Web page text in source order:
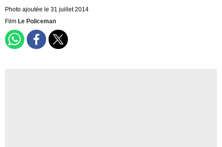
Photo ajoutée le 31 juillet 2014
Film Le Policeman